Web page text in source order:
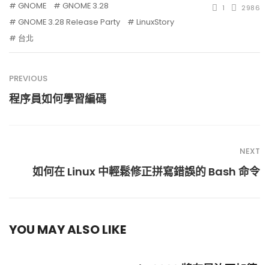
GNOME
GNOME 3.28
GNOME 3.28 Release Party
LinuxStory
台北
1 2986
PREVIOUS
程序員如何學習編碼
NEXT
如何在 Linux 中輕鬆修正拼寫錯誤的 Bash 命令
YOU MAY ALSO LIKE